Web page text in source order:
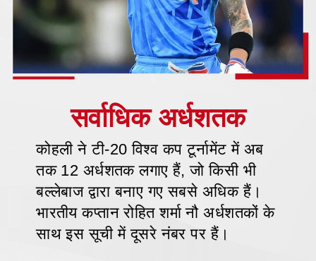
सर्वाधिक अर्धशतक
कोहली ने टी-20 विश्व कप टूर्नामेंट में अब
तक 12 अर्धशतक लगाए हैं, जो किसी भी
बल्लेबाज द्वारा बनाए गए सबसे अधिक हैं।
भारतीय कप्तान रोहित शर्मा नौ अर्धशतकों के